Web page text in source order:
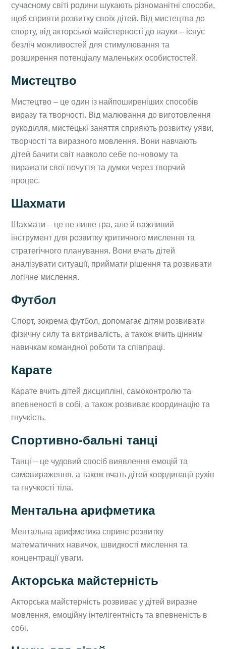
сучасному світі родини шукають різноманітні способи,
щоб сприяти розвитку своїх дітей. Від мистецтва до
спорту, від акторської майстерності до науки – існує
безліч можливостей для стимулювання та
розширення потенціалу маленьких особистостей.
Мистецтво
Мистецтво – це один із найпоширеніших способів
виразу та творчості. Від малювання до виготовлення
рукоділля, мистецькі заняття сприяють розвитку уяви,
творчості та виразного мовлення. Вони навчають
дітей бачити світ навколо себе по-новому та
виражати свої почуття та думки через творчий
процес.
Шахмати
Шахмати – це не лише гра, але й важливий
інструмент для розвитку критичного мислення та
стратегічного планування. Вони вчать дітей
аналізувати ситуації, приймати рішення та розвивати
логічне мислення.
Футбол
Спорт, зокрема футбол, допомагає дітям розвивати
фізичну силу та витривалість, а також вчить цінним
навичкам командної роботи та співпраці.
Карате
Карате вчить дітей дисципліні, самоконтролю та
впевненості в собі, а також розвиває координацію та
гнучкість.
Спортивно-бальні танці
Танці – це чудовий спосіб виявлення емоцій та
самовираження, а також вчать дітей координації рухів
та гнучкості тіла.
Ментальна арифметика
Ментальна арифметика сприяє розвитку
математичних навичок, швидкості мислення та
концентрації уваги.
Акторська майстерність
Акторська майстерність розвиває у дітей виразне
мовлення, емоційну інтелігентність та впевненість в
собі.